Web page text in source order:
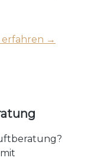
erfahren →